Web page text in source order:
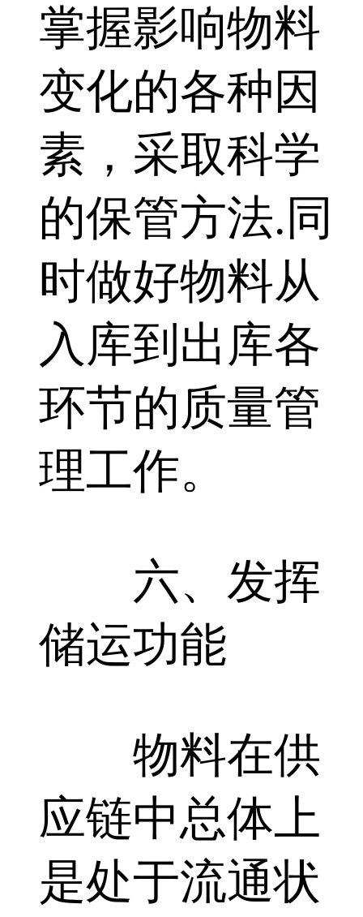
掌握影响物料
变化的各种因
素，采取科学
的保管方法.同
时做好物料从
入库到出库各
环节的质量管
理工作。
六、发挥
储运功能
物料在供
应链中总体上
是处于流通状